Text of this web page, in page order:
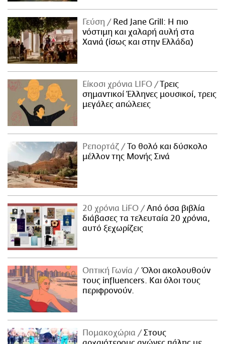
Γεύση
Red Jane Grill: Η πιο
νόστιμη και χαλαρή αυλή στα
Χανιά (ίσως και στην Ελλάδα)
Είκοσι χρόνια LIFO
Tρεις
σημαντικοί Έλληνες μουσικοί, τρεις
μεγάλες απώλειες
Ρεπορτάζ
Το θολό και δύσκολο
μέλλον της Μονής Σινά
20 χρόνια LiFO
Από όσα βιβλία
διάβασες τα τελευταία 20 χρόνια,
αυτό ξεχωρίζεις
Οπτική Γωνία
Όλοι ακολουθούν
τους influencers. Και όλοι τους
περιφρονούν.
Πομακοχώρια
Στους